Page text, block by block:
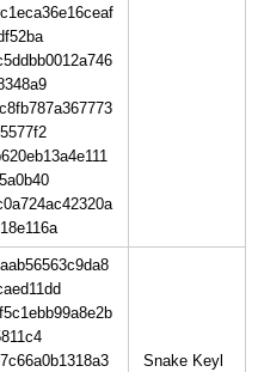
Snake Keyl